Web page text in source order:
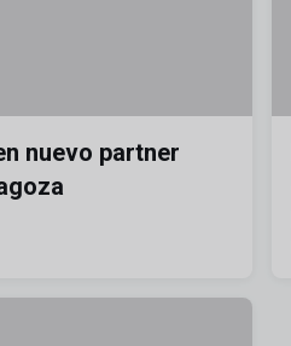
nuevo partner